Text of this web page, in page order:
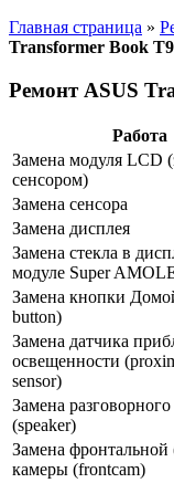
Главная страница »
Transformer Book
Ремонт ASUS
Работа
Замена модуля LCD
сенсором)
Замена сенсора
Замена дисплея
Замена стекла в
модуле Super
Замена кнопки
button)
Замена датчика
освещенности
sensor)
Замена
(speaker)
Замена фронтальной
камеры (frontcam)